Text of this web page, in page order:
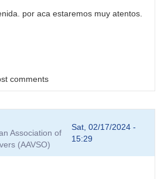
por aca estaremos muy atentos.
comments
Association of
(AAVSO)
Sat, 02/17/2024 -
15:29